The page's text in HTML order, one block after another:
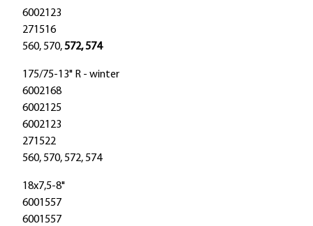
6002123
271516
560, 570,572, 574
175/75-13" R - winter
6002168
6002125
6002123
271522
560, 570, 572, 574
18x7,5-8"
6001557
6001557